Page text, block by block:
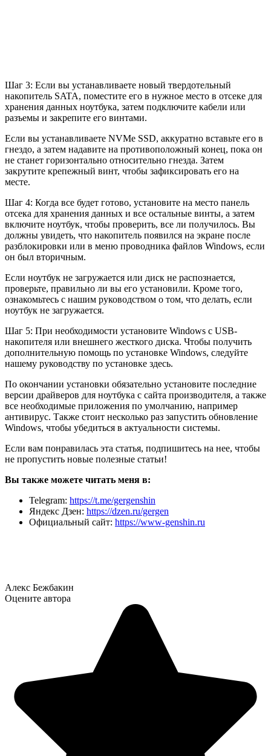
Шаг 3: Если вы устанавливаете новый твердотельный
накопитель SATA, поместите его в нужное место в отсеке для
хранения данных ноутбука, затем подключите кабели или
разъемы и закрепите его винтами.
Если вы устанавливаете NVMe SSD, аккуратно вставьте его в
гнездо, а затем надавите на противоположный конец, пока он
не станет горизонтально относительно гнезда. Затем
закрутите крепежный винт, чтобы зафиксировать его на
месте.
Шаг 4: Когда все будет готово, установите на место панель
отсека для хранения данных и все остальные винты, а затем
включите ноутбук, чтобы проверить, все ли получилось. Вы
должны увидеть, что накопитель появился на экране после
разблокировки или в меню проводника файлов Windows, если
он был вторичным.
Если ноутбук не загружается или диск не распознается,
проверьте, правильно ли вы его установили. Кроме того,
ознакомьтесь с нашим руководством о том, что делать, если
ноутбук не загружается.
Шаг 5: При необходимости установите Windows с USB-
накопителя или внешнего жесткого диска. Чтобы получить
дополнительную помощь по установке Windows, следуйте
нашему руководству по установке здесь.
По окончании установки обязательно установите последние
версии драйверов для ноутбука с сайта производителя, а также
все необходимые приложения по умолчанию, например
антивирус. Также стоит несколько раз запустить обновление
Windows, чтобы убедиться в актуальности системы.
Если вам понравилась эта статья, подпишитесь на нее, чтобы
не пропустить новые полезные статьи!
Вы также можете читать меня в:
Telegram: https://t.me/gergenshin
Яндекс Дзен: https://dzen.ru/gergen
Официальный сайт: https://www-genshin.ru
Алекс Бежбакин
Оцените автора